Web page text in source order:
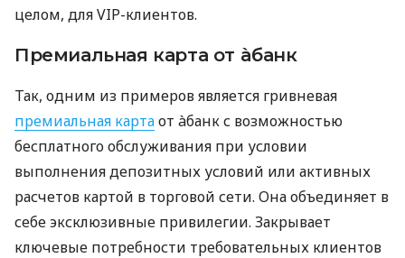
целом, для VIP-клиентов.
Премиальная карта от àбанк
Так, одним из примеров является гривневая
премиальная картаот àбанк с возможностью
бесплатного обслуживания при условии
выполнения депозитных условий или активных
расчетов картой в торговой сети. Она объединяет в
себе эксклюзивные привилегии. Закрывает
ключевые потребности требовательных клиентов